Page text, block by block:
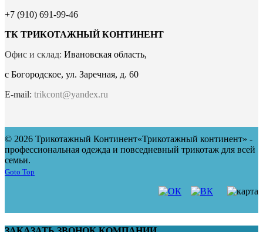
+7 (910) 691-99-46
ТК ТРИКОТАЖНЫЙ КОНТИНЕНТ
Офис и склад: Ивановская область,
с Богородское, ул. Заречная, д. 60
E-mail: trikcont@yandex.ru
© 2026 Трикотажный Континент«Трикотажный континент» -
профессиональная одежда и повседневный трикотаж для всей
семьи.
Goto Top